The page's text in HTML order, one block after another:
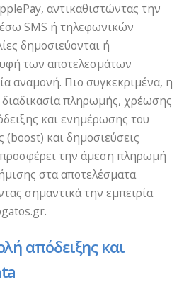
αντικαθιστώντας την
SMS ή τηλεφωνικών
δημοσιεύονται ή
των αποτελεσμάτων
αναμονή. Πιο συγκεκριμένα, η
πληρωμής, χρέωσης
και ενημέρωσης του
(boost) και δημοσιεύσεις
την άμεση πληρωμή
στα αποτελέσματα
σημαντικά την εμπειρία
απόδειξης και